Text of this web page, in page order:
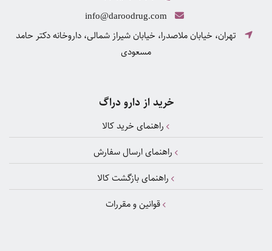
info@daroodrug.com
تهران، خیابان ملاصدرا، خیابان شیراز شمالی، داروخانه دکتر حامد
مسعودی
خرید از دارو دراگ
راهنمای خرید کالا
راهنمای ارسال سفارش
راهنمای بازگشت کالا
قوانین و مقررات